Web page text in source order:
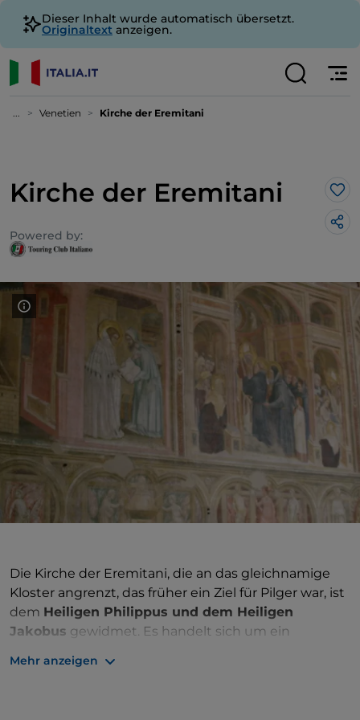
Dieser Inhalt wurde automatisch übersetzt.
Originaltext anzeigen.
... Venetien Kirche der Eremitani
Kirche der Eremitani
Powered by:
Die Kirche der Eremitani, die an das gleichnamige
Kloster angrenzt, das früher ein Ziel für Pilger war, ist
dem Heiligen Philippus und dem Heiligen
Jakobus gewidmet. Es handelt sich um ein
gehört und zwischen 1276 und 1306 erbaut wurde.
Mehr anzeigen